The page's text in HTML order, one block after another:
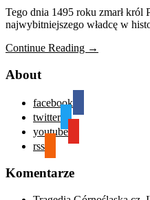
Tego dnia 1495 roku zmarł król
najwybitniejszego władcę w
Continue Reading →
About
facebook
twitter
youtube
rss
Komentarze